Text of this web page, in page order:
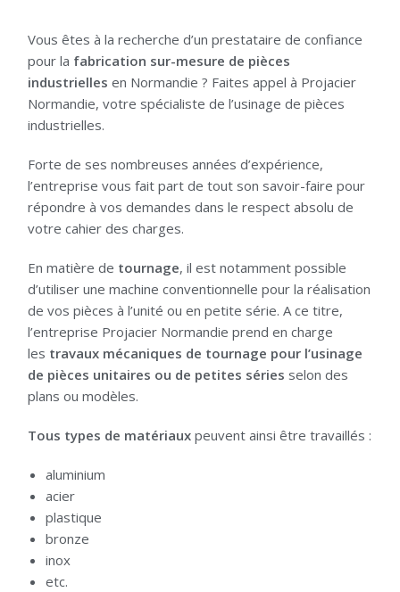
Vous êtes à la recherche d’un prestataire de confiance
pour la fabrication sur-mesure de pièces
industrielles en Normandie ? Faites appel à Projacier
Normandie, votre spécialiste de l’usinage de pièces
industrielles.
Forte de ses nombreuses années d’expérience,
l’entreprise vous fait part de tout son savoir-faire pour
répondre à vos demandes dans le respect absolu de
votre cahier des charges.
En matière de tournage, il est notamment possible
d’utiliser une machine conventionnelle pour la réalisation
de vos pièces à l’unité ou en petite série. A ce titre,
l’entreprise Projacier Normandie prend en charge
les travaux mécaniques de tournage pour l’usinage
de pièces unitaires ou de petites séries selon des
plans ou modèles.
Tous types de matériaux peuvent ainsi être travaillés :
aluminium
acier
plastique
bronze
inox
etc.